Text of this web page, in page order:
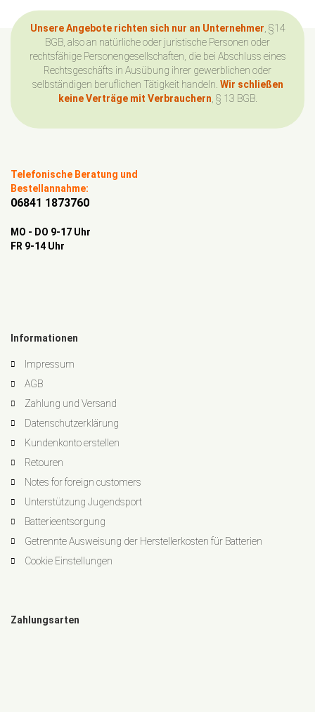
Unsere Angebote richten sich nur an Unternehmer , §14
BGB, also an natürliche oder juristische Personen oder
rechtsfähige Personengesellschaften, die bei Abschluss eines
Rechtsgeschäfts in Ausübung ihrer gewerblichen oder
selbständigen beruflichen Tätigkeit handeln. Wir schließen
keine Verträge mit Verbrauchern , § 13 BGB.
Telefonische Beratung und
Bestellannahme:
06841 1873760
MO - DO 9-17 Uhr
FR 9-14 Uhr
Informationen
Impressum
AGB
Zahlung und Versand
Datenschutzerklärung
Kundenkonto erstellen
Retouren
Notes for foreign customers
Unterstützung Jugendsport
Batterieentsorgung
Getrennte Ausweisung der Herstellerkosten für Batterien
Cookie Einstellungen
Zahlungsarten